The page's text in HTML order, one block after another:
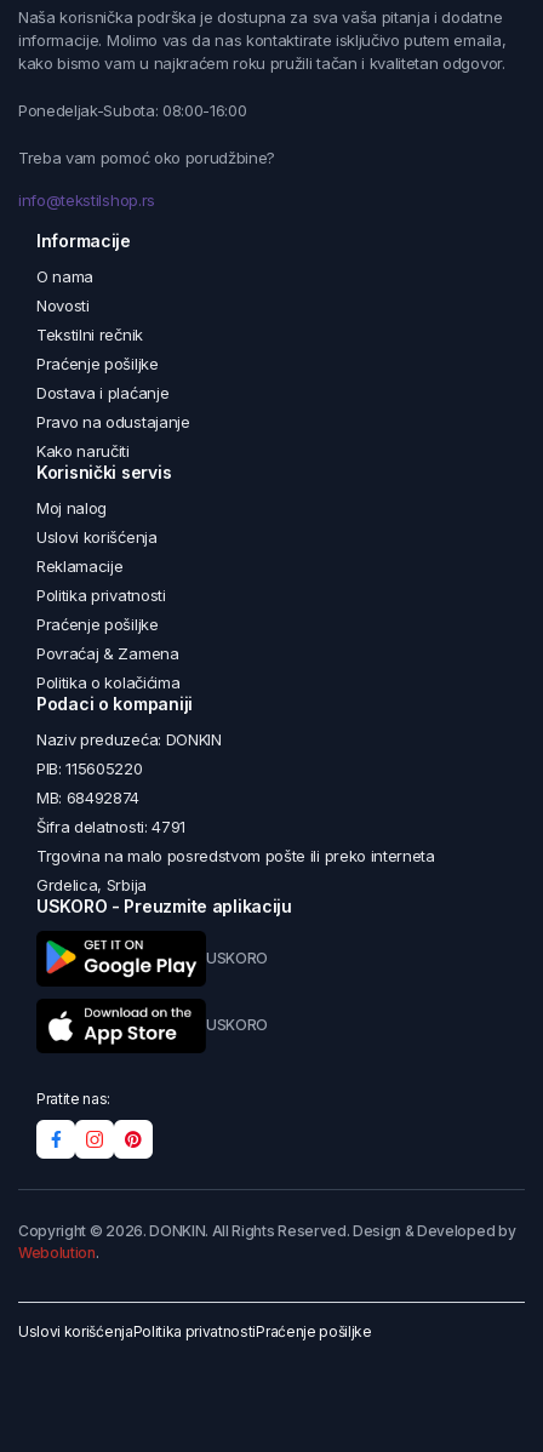
Naša korisnička podrška je dostupna za sva vaša pitanja i dodatne
informacije. Molimo vas da nas kontaktirate isključivo putem emaila,
kako bismo vam u najkraćem roku pružili tačan i kvalitetan odgovor.
Ponedeljak-Subota: 08:00-16:00
Treba vam pomoć oko porudžbine?
info@tekstilshop.rs
Informacije
O nama
Novosti
Tekstilni rečnik
Praćenje pošiljke
Dostava i plaćanje
Pravo na odustajanje
Kako naručiti
Korisnički servis
Moj nalog
Uslovi korišćenja
Reklamacije
Politika privatnosti
Praćenje pošiljke
Povraćaj & Zamena
Politika o kolačićima
Podaci o kompaniji
Naziv preduzeća: DONKIN
PIB: 115605220
MB: 68492874
Šifra delatnosti: 4791
Trgovina na malo posredstvom pošte ili preko interneta
Grdelica, Srbija
USKORO - Preuzmite aplikaciju
USKORO
USKORO
Pratite nas:
Copyright © 2026. DONKIN. All Rights Reserved. Design & Developed by
Webolution.
Uslovi korišćenjaPolitika privatnostiPraćenje pošiljke